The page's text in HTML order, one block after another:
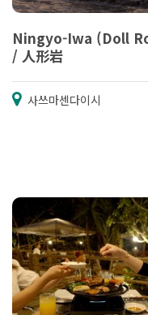
Ningyo-Iwa (Doll
/ 人形岩
사쓰마센다이시